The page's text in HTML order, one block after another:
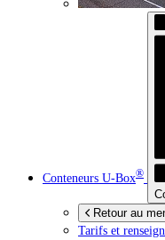
Conteneurs U-Box®
Retour au
Tarifs et